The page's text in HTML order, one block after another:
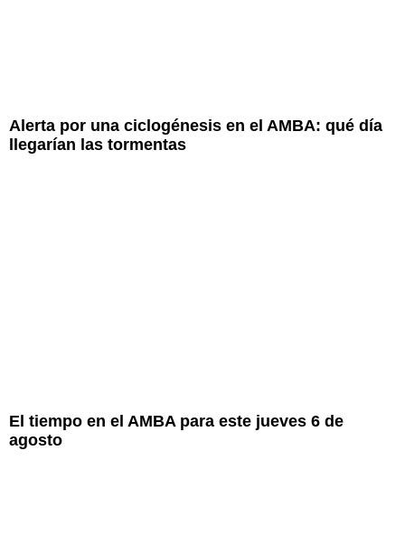
Alerta por una ciclogénesis en el AMBA: qué día
llegarían las tormentas
El tiempo en el AMBA para este jueves 6 de
agosto